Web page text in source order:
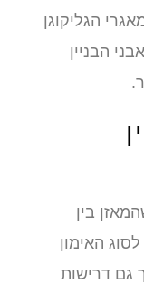
הגליקוגן
הבניין
בין
האימון
דרישות